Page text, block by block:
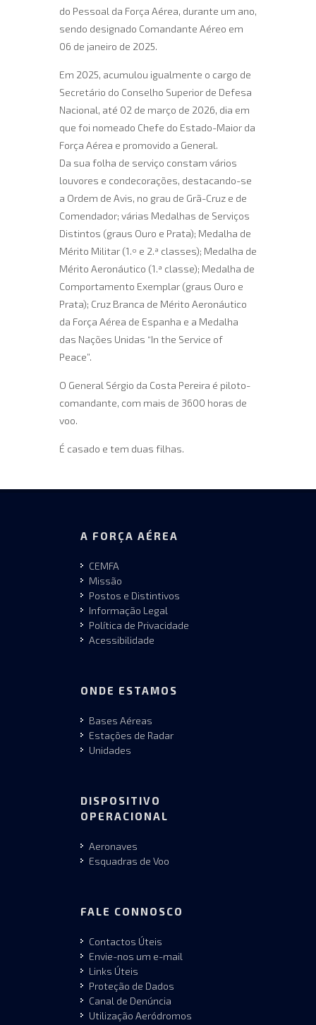
do Pessoal da Força Aérea, durante um ano,
sendo designado Comandante Aéreo em
06 de janeiro de 2025.
Em 2025, acumulou igualmente o cargo de
Secretário do Conselho Superior de Defesa
Nacional, até 02 de março de 2026, dia em
que foi nomeado Chefe do Estado-Maior da
Força Aérea e promovido a General.
Da sua folha de serviço constam vários
louvores e condecorações, destacando-se
a Ordem de Avis, no grau de Grã-Cruz e de
Comendador; várias Medalhas de Serviços
Distintos (graus Ouro e Prata); Medalha de
Mérito Militar (1.º e 2.ª classes); Medalha de
Mérito Aeronáutico (1.ª classe); Medalha de
Comportamento Exemplar (graus Ouro e
Prata); Cruz Branca de Mérito Aeronáutico
da Força Aérea de Espanha e a Medalha
das Nações Unidas “In the Service of
Peace”.
O General Sérgio da Costa Pereira é piloto-
comandante, com mais de 3600 horas de
voo.
É casado e tem duas filhas.
A FORÇA AÉREA
CEMFA
Missão
Postos e Distintivos
Informação Legal
Política de Privacidade
Acessibilidade
ONDE ESTAMOS
Bases Aéreas
Estações de Radar
Unidades
DISPOSITIVO
OPERACIONAL
Aeronaves
Esquadras de Voo
FALE CONNOSCO
Contactos Úteis
Envie-nos um e-mail
Links Úteis
Proteção de Dados
Canal de Denúncia
Utilização Aeródromos